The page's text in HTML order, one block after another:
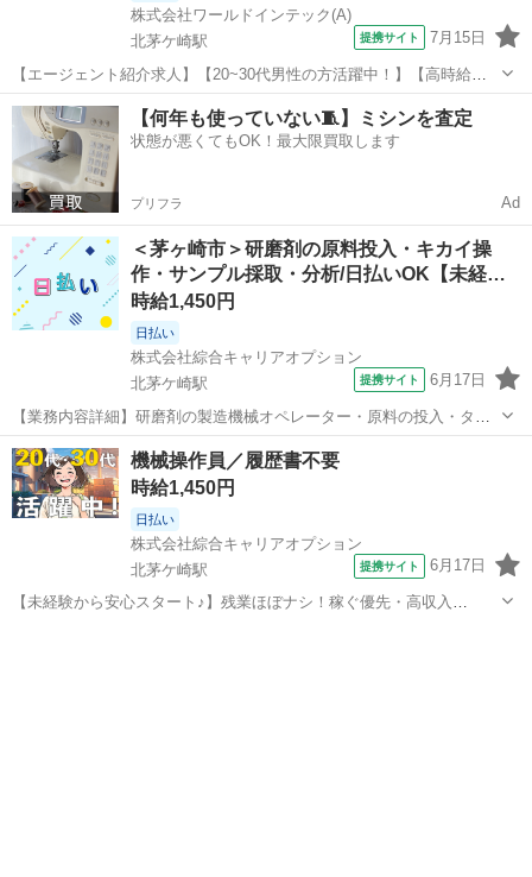
株式会社ワールドインテック(A)
北茅ケ崎駅
提携サイト 7月15日
【エージェント紹介求人】【20~30代男性の方活躍中！】【高時給
1,800円!】駅チカ/JR相模線 北茅ヶ崎駅/未経験歓迎/男性活躍中/地元通
勤者活躍中 お仕事内容 ニッケル粉の製造 ★主な業務内容★ 原材料の
投入、運搬...
神奈川 茅ヶ崎市 北茅ケ崎駅 その他
【何年も使っていない🧵】ミシンを査定
状態が悪くてもOK！最大限買取します
プリフラ Ad
＜茅ヶ崎市＞研磨剤の原料投入・キカイ操
作・サンプル採取・分析/日払いOK【未経…
時給1,450円
日払い
株式会社綜合キャリアオプション
北茅ケ崎駅
提携サイト 6月17日
【業務内容詳細】研磨剤の製造機械オペレーター・原料の投入・タッ
チパネルでの機械操作・製品サンプルの採取・分析作業(特殊な経験は
必要ありません)【取扱製品情報】研磨剤 。＋お仕事探しはコンシェル
スタッフにおまかせ＋。 あな...
神奈川 茅ヶ崎市 北茅ケ崎駅 工場
機械操作員／履歴書不要
時給1,450円
日払い
株式会社綜合キャリアオプション
北茅ケ崎駅
提携サイト 6月17日
【未経験から安心スタート♪】残業ほぼナシ！稼ぐ優先・高収入